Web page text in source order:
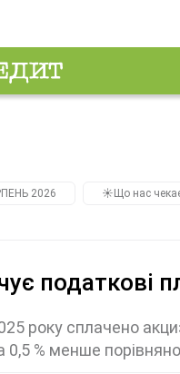
2026 ☀️Що нас
податкові
року сплачено
% менше